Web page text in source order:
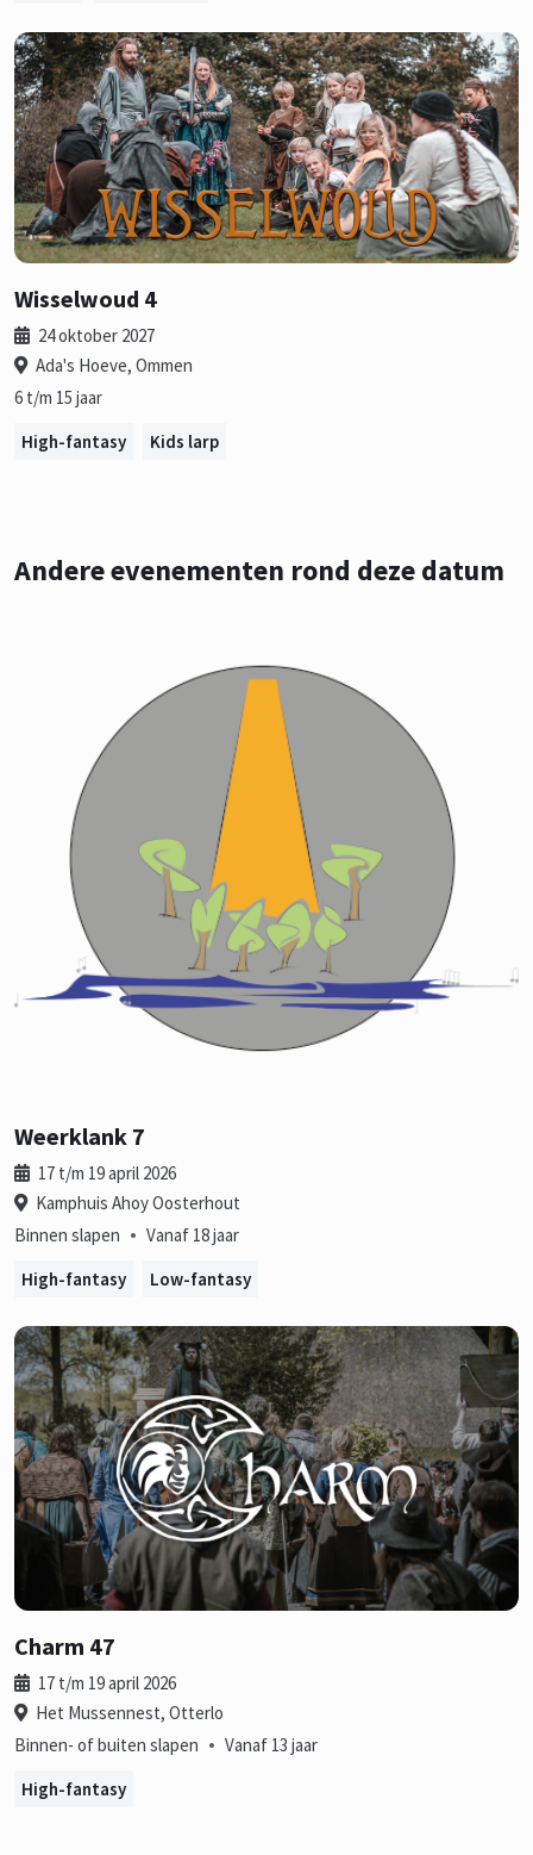
Wisselwoud 4
24 oktober 2027
Ada's Hoeve, Ommen
6 t/m 15 jaar
High-fantasy
Kids larp
Andere evenementen rond deze datum
Weerklank 7
17 t/m 19 april 2026
Kamphuis Ahoy Oosterhout
Binnen slapen • Vanaf 18 jaar
High-fantasy
Low-fantasy
Charm 47
17 t/m 19 april 2026
Het Mussennest, Otterlo
Binnen- of buiten slapen • Vanaf 13 jaar
High-fantasy